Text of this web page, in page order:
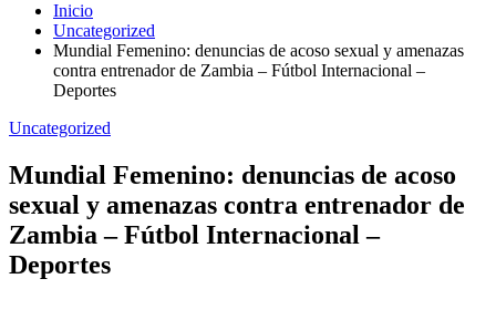
Inicio
Uncategorized
Mundial Femenino: denuncias de acoso sexual y amenazas
contra entrenador de Zambia – Fútbol Internacional –
Deportes
Uncategorized
Mundial Femenino: denuncias de acoso
sexual y amenazas contra entrenador de
Zambia – Fútbol Internacional –
Deportes